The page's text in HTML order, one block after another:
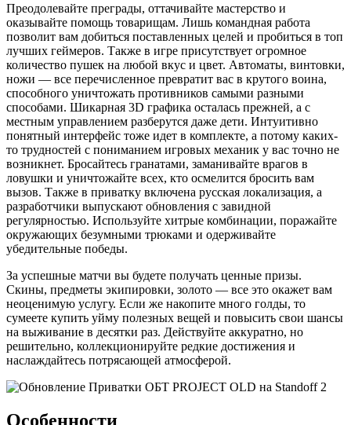
Преодолевайте преграды, оттачивайте мастерство и
оказывайте помощь товарищам. Лишь командная работа
позволит вам добиться поставленных целей и пробиться в топ
лучших геймеров. Также в игре присутствует огромное
количество пушек на любой вкус и цвет. Автоматы, винтовки,
ножи — все перечисленное превратит вас в крутого воина,
способного уничтожать противников самыми разными
способами. Шикарная 3D графика осталась прежней, а с
местным управлением разберутся даже дети. Интуитивно
понятный интерфейс тоже идет в комплекте, а потому каких-
то трудностей с пониманием игровых механик у вас точно не
возникнет. Бросайтесь гранатами, заманивайте врагов в
ловушки и уничтожайте всех, кто осмелится бросить вам
вызов. Также в приватку включена русская локализация, а
разработчики выпускают обновления с завидной
регулярностью. Используйте хитрые комбинации, поражайте
окружающих безумными трюками и одерживайте
убедительные победы.
За успешные матчи вы будете получать ценные призы.
Скины, предметы экипировки, золото — все это окажет вам
неоценимую услугу. Если же накопите много голды, то
сумеете купить уйму полезных вещей и повысить свои шансы
на выживание в десятки раз. Действуйте аккуратно, но
решительно, коллекционируйте редкие достижения и
наслаждайтесь потрясающей атмосферой.
Особенности